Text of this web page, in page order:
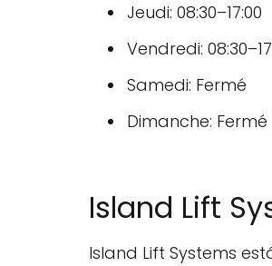
Jeudi: 08:30–17:00
Vendredi:
Samedi: Fermé
Dimanche: Fermé
Island Lift
Island Lift Systems